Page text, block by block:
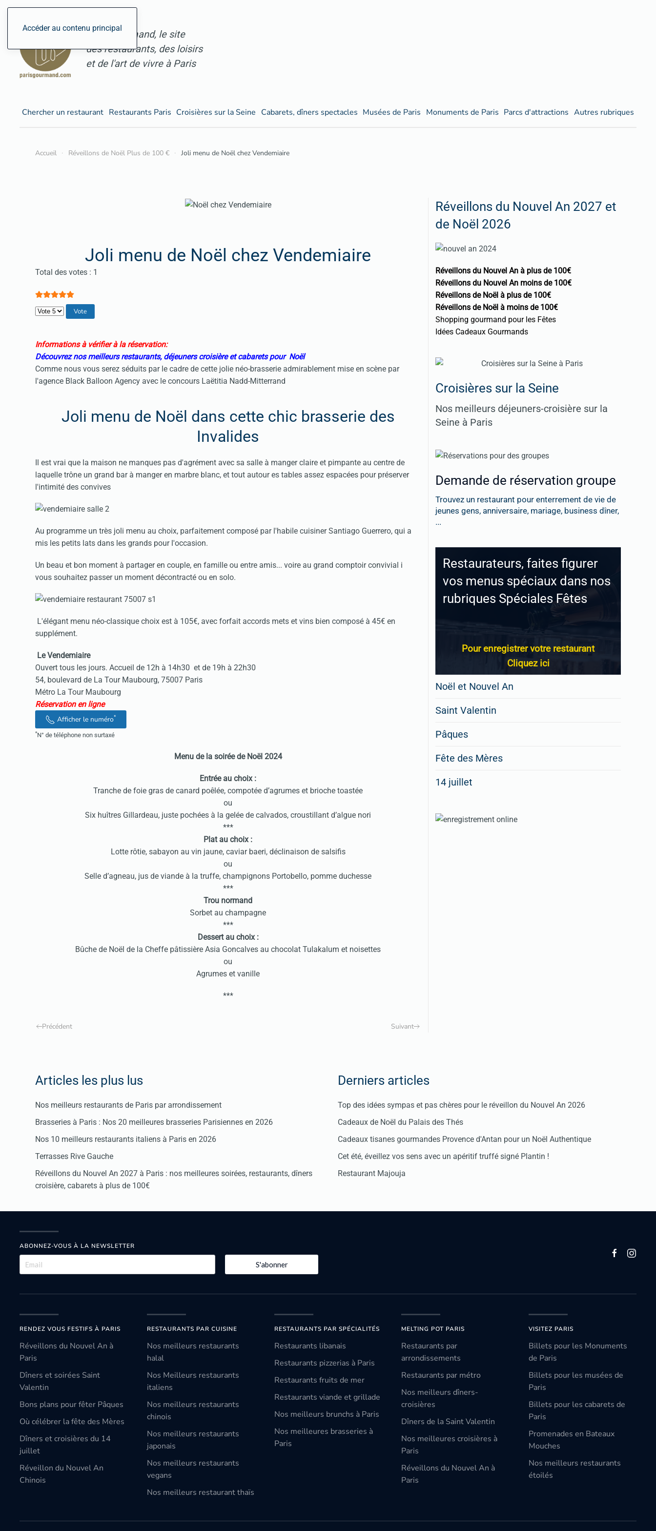
Accéder au contenu principal
ParisGourmand, le site
des restaurants, des loisirs
et de l'art de vivre à Paris
Chercher un restaurant Restaurants Paris Croisières sur la Seine Cabarets, dîners spectacles Musées de Paris Monuments de Paris Parcs d'attractions Autres rubriques
Accueil Réveillons de Noël Plus de 100 € Joli menu de Noël chez Vendemiaire
Joli menu de Noël chez Vendemiaire
Vote utilisateur:5/
Total des votes : 1
Veuillez voter
Informations à vérifier à la réservation:
Découvrez nos meilleurs restaurants, déjeuners croisière et cabarets pour Noël
Comme nous vous serez séduits par le cadre de cette jolie néo-brasserie admirablement mise en scène par
l'agence Black Balloon Agency avec le concours Laëtitia Nadd-Mitterrand
Joli menu de Noël dans cette chic brasserie des
Invalides
Il est vrai que la maison ne manques pas d'agrément avec sa salle à manger claire et pimpante au centre de
laquelle trône un grand bar à manger en marbre blanc, et tout autour es tables assez espacées pour préserver
l'intimité des convives
Au programme un très joli menu au choix, parfaitement composé par l'habile cuisiner Santiago Guerrero, qui a
mis les petits lats dans les grands pour l'occasion.
Un beau et bon moment à partager en couple, en famille ou entre amis... voire au grand comptoir convivial i
vous souhaitez passer un moment décontracté ou en solo.
L'élégant menu néo-classique choix est à 105€, avec forfait accords mets et vins bien composé à 45€ en
supplément.
Le Vendemiaire
Ouvert tous les jours. Accueil de 12h à 14h30 et de 19h à 22h30
54, boulevard de La Tour Maubourg, 75007 Paris
Métro La Tour Maubourg
Réservation en ligne
Afficher le numéro*
*N° de téléphone non surtaxé
Menu de la soirée de Noël 2024
Entrée au choix :
Tranche de foie gras de canard poêlée, compotée d’agrumes et brioche toastée
ou
Six huîtres Gillardeau, juste pochées à la gelée de calvados, croustillant d’algue nori
***
Plat au choix :
Lotte rôtie, sabayon au vin jaune, caviar baeri, déclinaison de salsifis
ou
Selle d’agneau, jus de viande à la truffe, champignons Portobello, pomme duchesse
***
Trou normand
Sorbet au champagne
***
Dessert au choix :
Bûche de Noël de la Cheffe pâtissière Asia Goncalves au chocolat Tulakalum et noisettes
ou
Agrumes et vanille
***
Précédent Suivant
Réveillons du Nouvel An 2027 et
de Noël 2026
Réveillons du Nouvel An à plus de 100€
Réveillons du Nouvel An moins de 100€
Réveillons de Noël à plus de 100€
Réveillons de Noël à moins de 100€
Shopping gourmand pour les Fêtes
Idées Cadeaux Gourmands
Croisières sur la Seine
Nos meilleurs déjeuners-croisière sur la
Seine à Paris
Demande de réservation groupe
Trouvez un restaurant pour enterrement de vie de
jeunes gens, anniversaire, mariage, business dîner,
...
Restaurateurs, faites figurer
vos menus spéciaux dans nos
rubriques Spéciales Fêtes
Pour enregistrer votre restaurant
Cliquez ici
Noël et Nouvel An
Saint Valentin
Pâques
Fête des Mères
14 juillet
Articles les plus lus
Nos meilleurs restaurants de Paris par arrondissement
Brasseries à Paris : Nos 20 meilleures brasseries Parisiennes en 2026
Nos 10 meilleurs restaurants italiens à Paris en 2026
Terrasses Rive Gauche
Réveillons du Nouvel An 2027 à Paris : nos meilleures soirées, restaurants, dîners
croisière, cabarets à plus de 100€
Derniers articles
Top des idées sympas et pas chères pour le réveillon du Nouvel An 2026
Cadeaux de Noël du Palais des Thés
Cadeaux tisanes gourmandes Provence d'Antan pour un Noël Authentique
Cet été, éveillez vos sens avec un apéritif truffé signé Plantin !
Restaurant Majouja
ABONNEZ-VOUS À LA NEWSLETTER
S'abonner
RENDEZ VOUS FESTIFS À PARIS
Réveillons du Nouvel An à
Paris
Dîners et soirées Saint
Valentin
Bons plans pour fêter Pâques
Où célébrer la fête des Mères
Dîners et croisières du 14
juillet
Réveillon du Nouvel An
Chinois
RESTAURANTS PAR CUISINE
Nos meilleurs restaurants
halal
Nos Meilleurs restaurants
italiens
Nos meilleurs restaurants
chinois
Nos meilleurs restaurants
japonais
Nos meilleurs restaurants
vegans
Nos meilleurs restaurant thaïs
RESTAURANTS PAR SPÉCIALITÉS
Restaurants libanais
Restaurants pizzerias à Paris
Restaurants fruits de mer
Restaurants viande et grillade
Nos meilleurs brunchs à Paris
Nos meilleures brasseries à
Paris
MELTING POT PARIS
Restaurants par
arrondissements
Restaurants par métro
Nos meilleurs dîners-
croisières
Dîners de la Saint Valentin
Nos meilleures croisières à
Paris
Réveillons du Nouvel An à
Paris
VISITEZ PARIS
Billets pour les Monuments
de Paris
Billets pour les musées de
Paris
Billets pour les cabarets de
Paris
Promenades en Bateaux
Mouches
Nos meilleurs restaurants
étoilés